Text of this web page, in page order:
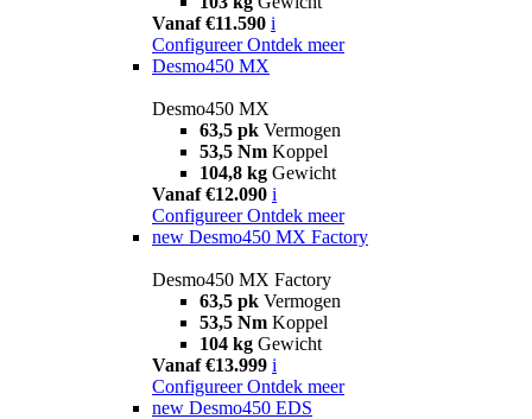
Vanaf €11.590 i
Configureer Ontdek meer
Desmo450 MX
Desmo450 MX
63,5 pk Vermogen
53,5 Nm Koppel
104,8 kg Gewicht
Vanaf €12.090 i
Configureer Ontdek meer
new Desmo450 MX Factory
Desmo450 MX Factory
63,5 pk Vermogen
53,5 Nm Koppel
104 kg Gewicht
Vanaf €13.999 i
Configureer Ontdek meer
new Desmo450 EDS